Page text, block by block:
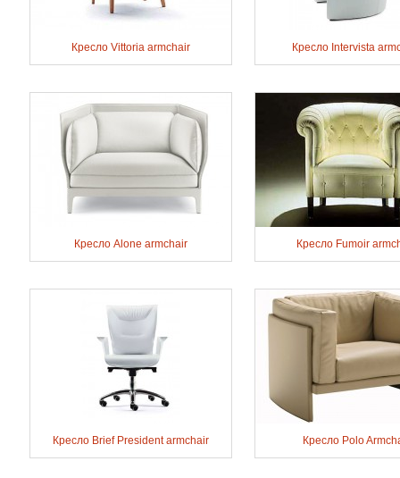
Кресло Vittoria armchair Кресло Intervista
Кресло Alone armchair Кресло Fumoir
Кресло Brief President armchair Кресло Polo